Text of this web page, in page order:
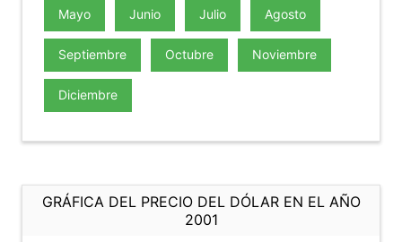
Mayo Junio Julio Agosto
Septiembre Octubre Noviembre
Diciembre
GRÁFICA DEL PRECIO DEL DÓLAR EN EL AÑO
2001